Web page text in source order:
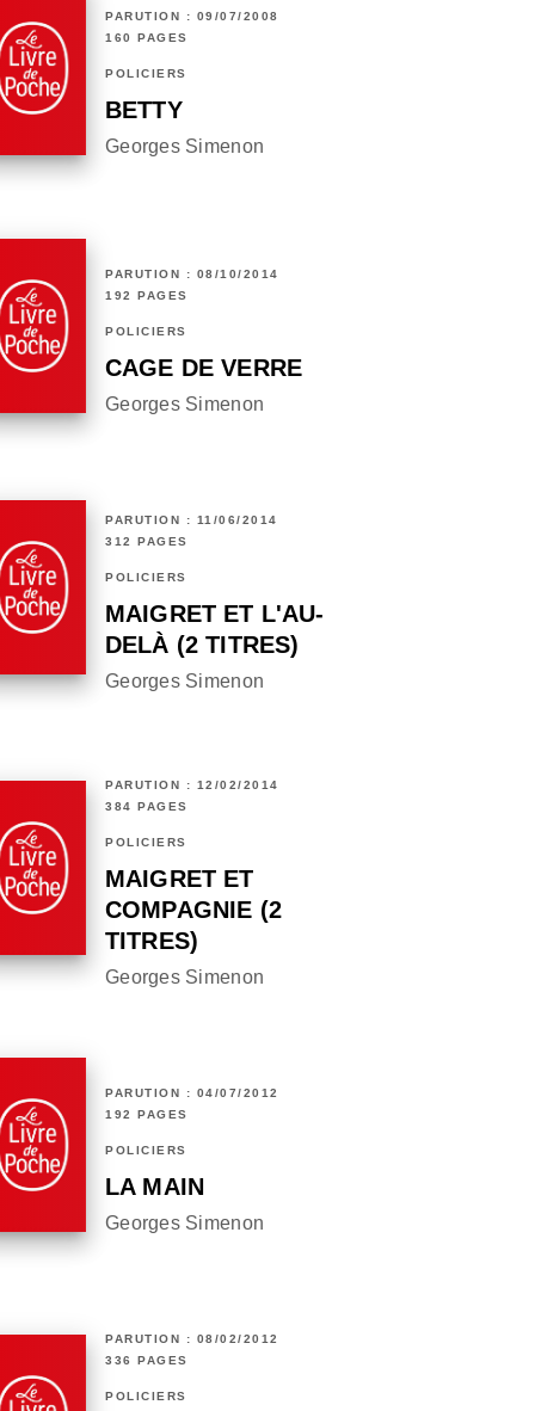
PARUTION : 09/07/2008
160 PAGES
POLICIERS
BETTY
Georges Simenon
PARUTION : 08/10/2014
192 PAGES
POLICIERS
CAGE DE VERRE
Georges Simenon
PARUTION : 11/06/2014
312 PAGES
POLICIERS
MAIGRET ET L'AU-
DELÀ (2 TITRES)
Georges Simenon
PARUTION : 12/02/2014
384 PAGES
POLICIERS
MAIGRET ET
COMPAGNIE (2
TITRES)
Georges Simenon
PARUTION : 04/07/2012
192 PAGES
POLICIERS
LA MAIN
Georges Simenon
PARUTION : 08/02/2012
336 PAGES
POLICIERS